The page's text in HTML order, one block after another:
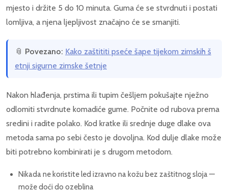
mjesto i držite 5 do 10 minuta. Guma će se stvrdnuti i postati
lomljiva, a njena ljepljivost značajno će se smanjiti.
📎 Povezano: Kako zaštititi pseće šape tijekom zimskih š
etnji sigurne zimske šetnje
Nakon hlađenja, prstima ili tupim češljem pokušajte nježno
odlomiti stvrdnute komadiće gume. Počnite od rubova prema
sredini i radite polako. Kod kratke ili srednje duge dlake ova
metoda sama po sebi često je dovoljna. Kod dulje dlake može
biti potrebno kombinirati je s drugom metodom.
Nikada ne koristite led izravno na kožu bez zaštitnog sloja —
može doći do ozeblina